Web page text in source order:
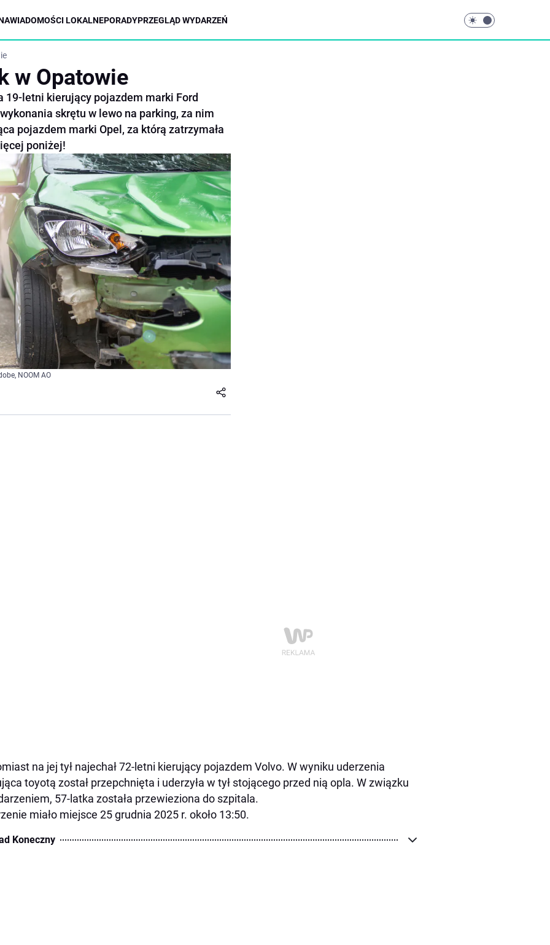
WIADOMOŚCI LOKALNEPORADYPRZEGLĄD WYDARZEŃ
w Opatowie
19-letni kierujący pojazdem marki Ford
skrętu w lewo na parking, za nim
pojazdem marki Opel, za którą zatrzymała
poniżej!
NOOM AO
na jej tył najechał 72-letni kierujący pojazdem Volvo. W wyniku uderzenia
toyotą został przepchnięta i uderzyła w tył stojącego przed nią opla. W związku
57-latka została przewieziona do szpitala.
miało miejsce 25 grudnia 2025 r. około 13:50.
Koneczny